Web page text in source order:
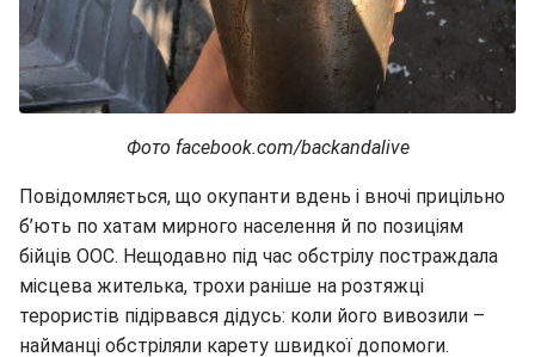
Фото facebook.com/backandalive
Повідомляється, що окупанти вдень і вночі прицільно
б’ють по хатам мирного населення й по позиціям
бійців ООС. Нещодавно під час обстрілу постраждала
місцева жителька, трохи раніше на розтяжці
терористів підірвався дідусь: коли його вивозили –
найманці обстріляли карету швидкої допомоги.